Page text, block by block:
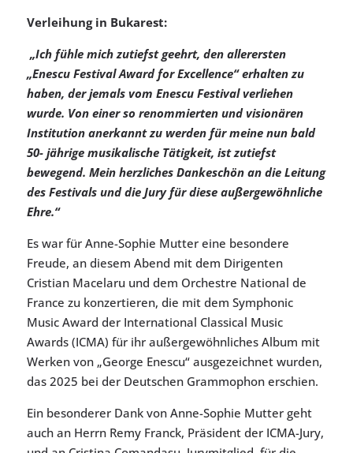
Verleihung in Bukarest:
„Ich fühle mich zutiefst geehrt, den allerersten
„Enescu Festival Award for Excellence“ erhalten zu
haben, der jemals vom Enescu Festival verliehen
wurde. Von einer so renommierten und visionären
Institution anerkannt zu werden für meine nun bald
50- jährige musikalische Tätigkeit, ist zutiefst
bewegend. Mein herzliches Dankeschön an die Leitung
des Festivals und die Jury für diese außergewöhnliche
Ehre.“
Es war für Anne-Sophie Mutter eine besondere
Freude, an diesem Abend mit dem Dirigenten
Cristian Macelaru und dem Orchestre National de
France zu konzertieren, die mit dem Symphonic
Music Award der International Classical Music
Awards (ICMA) für ihr außergewöhnliches Album mit
Werken von „George Enescu“ ausgezeichnet wurden,
das 2025 bei der Deutschen Grammophon erschien.
Ein besonderer Dank von Anne-Sophie Mutter geht
auch an Herrn Remy Franck, Präsident der ICMA-Jury,